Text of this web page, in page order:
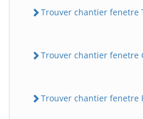
Trouver chantier fenetre
Trouver chantier fenetre
Trouver chantier fenetre